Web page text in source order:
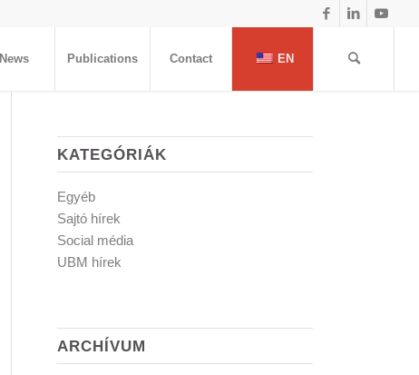
News Publications Contact EN
KATEGÓRIÁK
Egyéb
Sajtó hírek
Social média
UBM hírek
ARCHÍVUM